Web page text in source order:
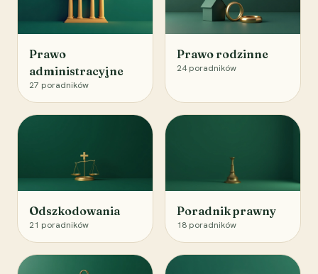
Prawo
administracyjne
27 poradników
Prawo rodzinne
24 poradników
Odszkodowania
21 poradników
Poradnik prawny
18 poradników